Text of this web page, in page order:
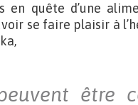
en quête d’une
se faire plaisir à
être